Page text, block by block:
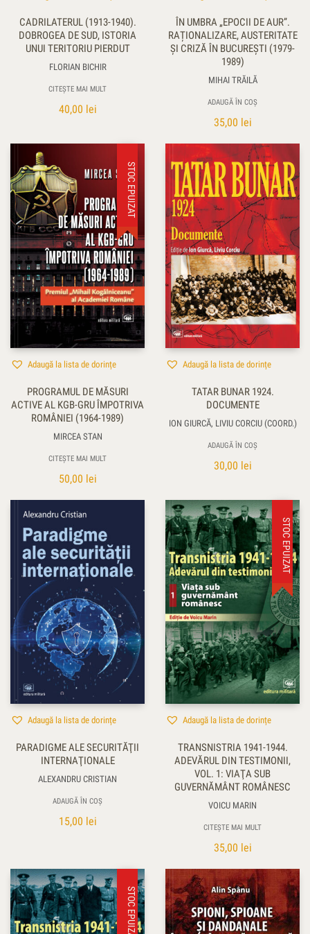
CADRILATERUL (1913-1940).
DOBROGEA DE SUD, ISTORIA
UNUI TERITORIU PIERDUT
FLORIAN BICHIR
CITEȘTE MAI MULT
40,00 lei
ÎN UMBRA „EPOCII DE AUR”.
RAȚIONALIZARE, AUSTERITATE
ŞI CRIZĂ ÎN BUCUREŞTI (1979-
1989)
MIHAI TRĂILĂ
ADAUGĂ ÎN COȘ
35,00 lei
STOC EPUIZAT
Adaugă la lista de dorințe
PROGRAMUL DE MĂSURI
ACTIVE AL KGB-GRU ÎMPOTRIVA
ROMÂNIEI (1964-1989)
MIRCEA STAN
CITEȘTE MAI MULT
50,00 lei
Adaugă la lista de dorințe
TATAR BUNAR 1924.
DOCUMENTE
ION GIURCĂ, LIVIU CORCIU (COORD.)
ADAUGĂ ÎN COȘ
30,00 lei
Adaugă la lista de dorințe
PARADIGME ALE SECURITĂŢII
INTERNAŢIONALE
ALEXANDRU CRISTIAN
ADAUGĂ ÎN COȘ
15,00 lei
STOC EPUIZAT
Adaugă la lista de dorințe
TRANSNISTRIA 1941-1944.
ADEVĂRUL DIN TESTIMONII,
VOL. 1: VIAŢA SUB
GUVERNĂMÂNT ROMÂNESC
VOICU MARIN
CITEȘTE MAI MULT
35,00 lei
STOC EPUIZAT